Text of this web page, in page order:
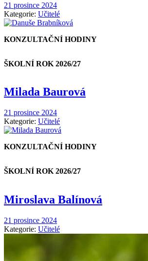
21 prosince 2024
Kategorie: Učitelé
KONZULTAČNÍ HODINY
ŠKOLNÍ ROK 2026/27
Milada Baurová
21 prosince 2024
Kategorie: Učitelé
KONZULTAČNÍ HODINY
ŠKOLNÍ ROK 2026/27
Miroslava Balínová
21 prosince 2024
Kategorie: Učitelé